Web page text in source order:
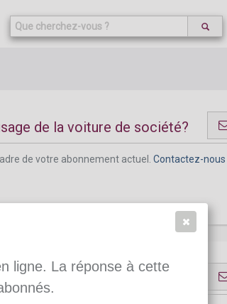
de la voiture de société?
de votre abonnement actuel. Contactez-nous
du contrat de travail
ligne. La réponse à cette